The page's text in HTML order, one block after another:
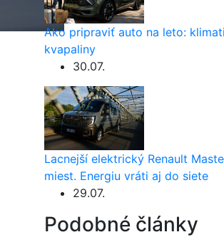
Ako pripraviť auto na leto:
kvapaliny
30.07.
Lacnejší elektrický Renault
miest. Energiu vráti aj do siete
29.07.
Podobné články